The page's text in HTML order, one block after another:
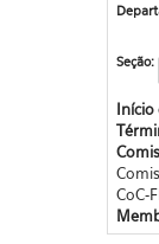
Seção:
Início
CoC-